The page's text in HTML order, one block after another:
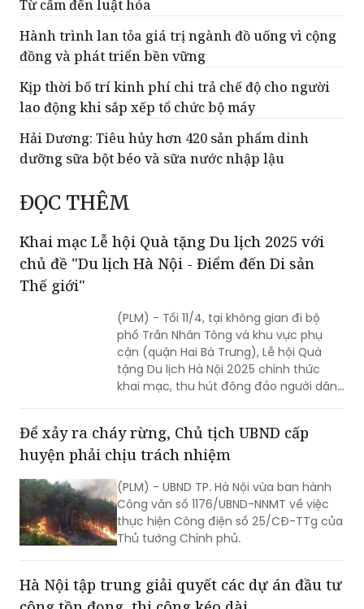
dấu chấm dứt
Khung pháp lý về tài sản số, tiền số, tiền mã hóa:
Từ cấm đến luật hóa
Hành trình lan tỏa giá trị ngành đồ uống vì cộng
đồng và phát triển bền vững
Kịp thời bố trí kinh phí chi trả chế độ cho người
lao động khi sắp xếp tổ chức bộ máy
Hải Dương: Tiêu hủy hơn 420 sản phẩm dinh
dưỡng sữa bột béo và sữa nước nhập lậu
ĐỌC THÊM
Khai mạc Lễ hội Quà tặng Du lịch 2025 với
chủ đề "Du lịch Hà Nội - Điểm đến Di sản
(PLM) - Tối 11/4, tại không gian đi bộ
phố Trần Nhân Tông và khu vực phụ
tặng Du lịch Hà Nội 2025 chính thức
khai mạc, thu hút đông đảo người dân
Thủ đô và du khách trong và ngoài
nước tới tham dự.
Để xảy ra cháy rừng, Chủ tịch UBND cấp
huyện phải chịu trách nhiệm
(PLM) - UBND TP. Hà Nội vừa ban hành
thực hiện Công điện số 25/CĐ-TTg của
Thủ tướng Chính phủ.